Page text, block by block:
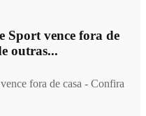
Sport vence fora de
outras...
fora de casa - Confira